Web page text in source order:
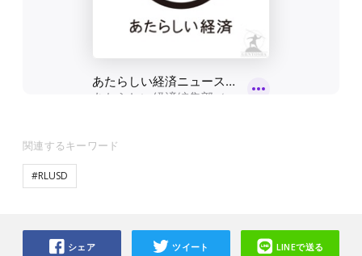
関連するキーワード
#RLUSD
シェア ツイート LINEで送る